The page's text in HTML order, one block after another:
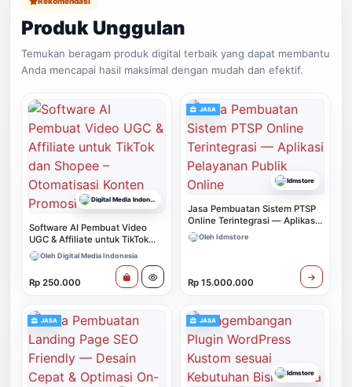
Produk Unggulan
Temukan beragam produk digital terbaik yang dapat membantu
Anda mencapai hasil maksimal dengan mudah dan efektif.
Digital Media Indonesia
Software AI Pembuat Video
UGC & Affiliate untuk TikTok
dan Shopee – Otomatisasi
Konten Promosi
Oleh Digital Media Indonesia
Rp 250.000
JASA
Idmstore
Jasa Pembuatan Sistem PTSP
Online Terintegrasi — Aplikasi
Pelayanan Publik Online
Oleh Idmstore
Rp 15.000.000
JASA JASA
Idmstore